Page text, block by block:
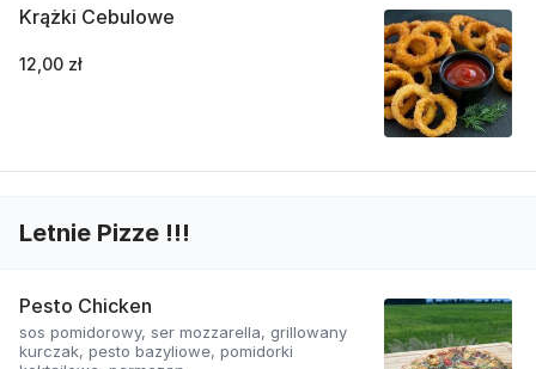
Krążki Cebulowe
12,00 zł
Letnie Pizze !!!
Pesto Chicken
sos pomidorowy, ser mozzarella, grillowany
kurczak, pesto bazyliowe, pomidorki